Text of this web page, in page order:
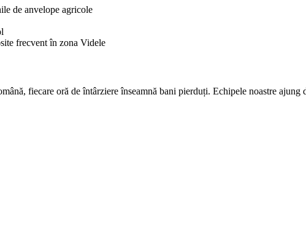
de anvelope agricole
frecvent în zona Videle
fiecare oră de întârziere înseamnă bani pierduți. Echipele noastre ajung